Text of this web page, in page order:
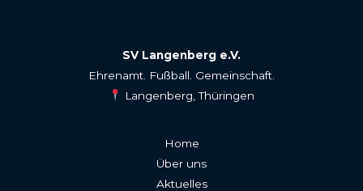
SV Langenberg e.V.
Ehrenamt. Fußball. Gemeinschaft.
Langenberg, Thüringen
Home
Über uns
Aktuelles